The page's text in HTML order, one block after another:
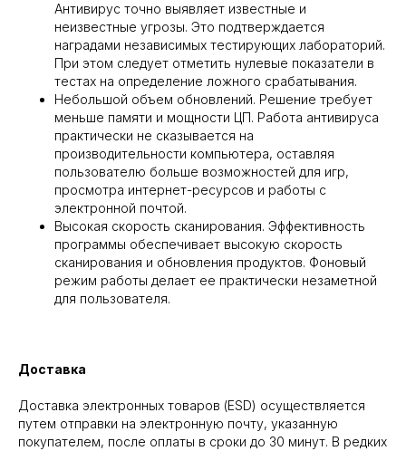
Антивирус точно выявляет известные и
неизвестные угрозы. Это подтверждается
наградами независимых тестирующих лабораторий.
При этом следует отметить нулевые показатели в
тестах на определение ложного срабатывания.
Небольшой объем обновлений. Решение требует
меньше памяти и мощности ЦП. Работа антивируса
практически не сказывается на
производительности компьютера, оставляя
пользователю больше возможностей для игр,
просмотра интернет-ресурсов и работы с
электронной почтой.
Высокая скорость сканирования. Эффективность
программы обеспечивает высокую скорость
сканирования и обновления продуктов. Фоновый
режим работы делает ее практически незаметной
для пользователя.
Доставка
Доставка электронных товаров (ESD) осуществляется
путем отправки на электронную почту, указанную
покупателем, после оплаты в сроки до 30 минут. В редких